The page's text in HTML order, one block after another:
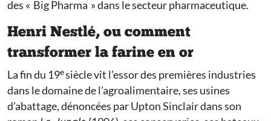
des « Big Pharma » dans le secteur pharmaceutique.
Henri Nestlé, ou comment
transformer la farine en or
La fin du 19esiècle vit l’essor des premières industries
dans le domaine de l’agroalimentaire, ses usines
d’abattage, dénoncées par Upton Sinclair dans son